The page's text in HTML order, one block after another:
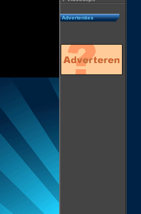
Advertenties